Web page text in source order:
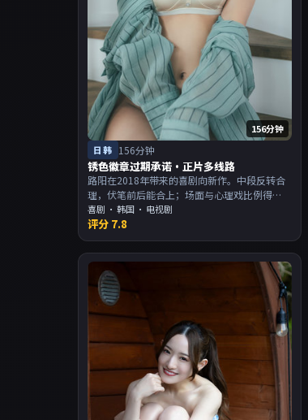
156分钟
日韩 156分钟
锈色徽章过期承诺·正片多线路
路阳在2018年带来的喜剧向新作。中段反转合
理，伏笔前后能合上；场面与心理戏比例得
当。主演以演技派为主，适合喜欢强叙事与人
物关系的观众加入片单。
喜剧 ·韩国 · 电视剧
评分 7.8